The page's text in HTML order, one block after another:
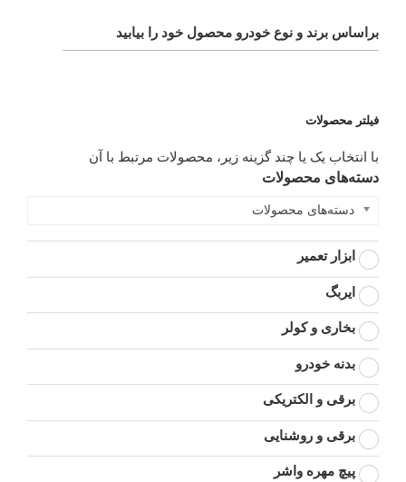
براساس برند و نوع خودرو محصول خود را بیابید
فیلتر محصولات
با انتخاب یک یا چند گزینه زیر، محصولات مرتبط با آن
دسته‌های محصولات
دسته‌های محصولات
ابزار تعمیر
ایربگ
بخاری و کولر
بدنه خودرو
برقی و الکتریکی
برقی و روشنایی
پیچ مهره واشر